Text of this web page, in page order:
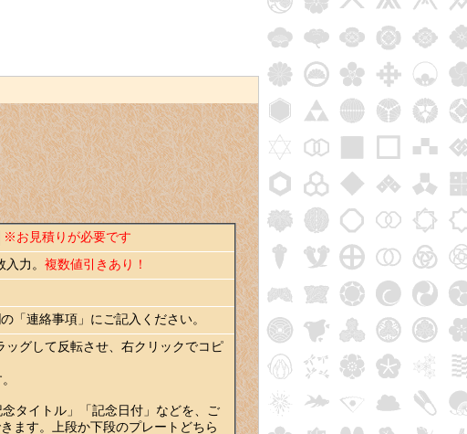
※お見積りが必要です
力。 複数値引きあり！
「連絡事項」にご記入ください。
ッグして反転させ、右クリックでコピ
タイトル」「記念日付」などを、ご
ます。上段か下段のプレートどちら